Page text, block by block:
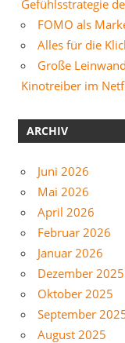
Gefühlsstrategie
FOMO als
Alles für die
Große
Kinotreiber im
ARCHIV
Juni 2026
Mai 2026
April 2026
Februar 2026
Januar 2026
Dezember 2025
Oktober 2025
September
August 2025